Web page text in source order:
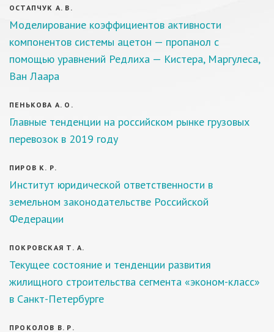
ОСТАПЧУК А. В.
Моделирование коэффициентов активности
компонентов системы ацетон — пропанол с
помощью уравнений Редлиха — Кистера, Маргулеса,
Ван Лаара
ПЕНЬКОВА А. О.
Главные тенденции на российском рынке грузовых
перевозок в 2019 году
ПИРОВ К. Р.
Институт юридической ответственности в
земельном законодательстве Российской
Федерации
ПОКРОВСКАЯ Т. А.
Текущее состояние и тенденции развития
жилищного строительства сегмента «эконом-класс»
в Санкт-Петербурге
ПРОКОЛОВ В. Р.